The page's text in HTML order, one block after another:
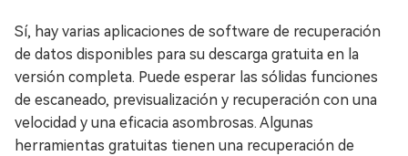
Sí, hay varias aplicaciones de software de recuperación
de datos disponibles para su descarga gratuita en la
versión completa. Puede esperar las sólidas funciones
de escaneado, previsualización y recuperación con una
velocidad y una eficacia asombrosas. Algunas
herramientas gratuitas tienen una recuperación de